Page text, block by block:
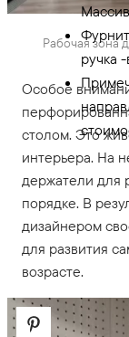
Рабочая зона
ручка
Особое
столом. Это
интерьера. На
держатели для
порядке. В
дизайнером
для развития
возрасте.